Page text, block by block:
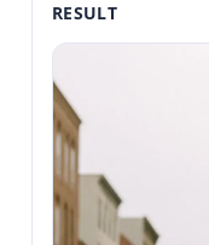
RESULT